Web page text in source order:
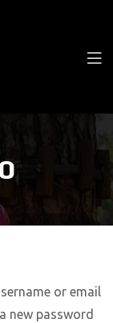
or email
new password